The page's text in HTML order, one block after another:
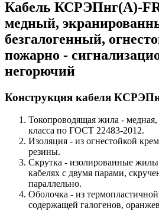
Кабель КСРЭПнг(А)-
медный,
безгалогенный,
пожарно -
негорючий
Конструкция кабеля
Токопроводящая жила -
класса по ГОСТ 22483-2012.
Изоляция - из огнестойкой
резины.
Скрутка - изолированные
кабелях с двумя парами,
параллельно.
Оболочка - из
содержащей галогенов,